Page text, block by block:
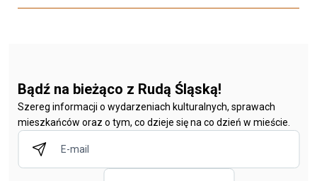
Bądź na bieżąco z Rudą Śląską!
Szereg informacji o wydarzeniach kulturalnych, sprawach
mieszkańców oraz o tym, co dzieje się na co dzień w mieście.